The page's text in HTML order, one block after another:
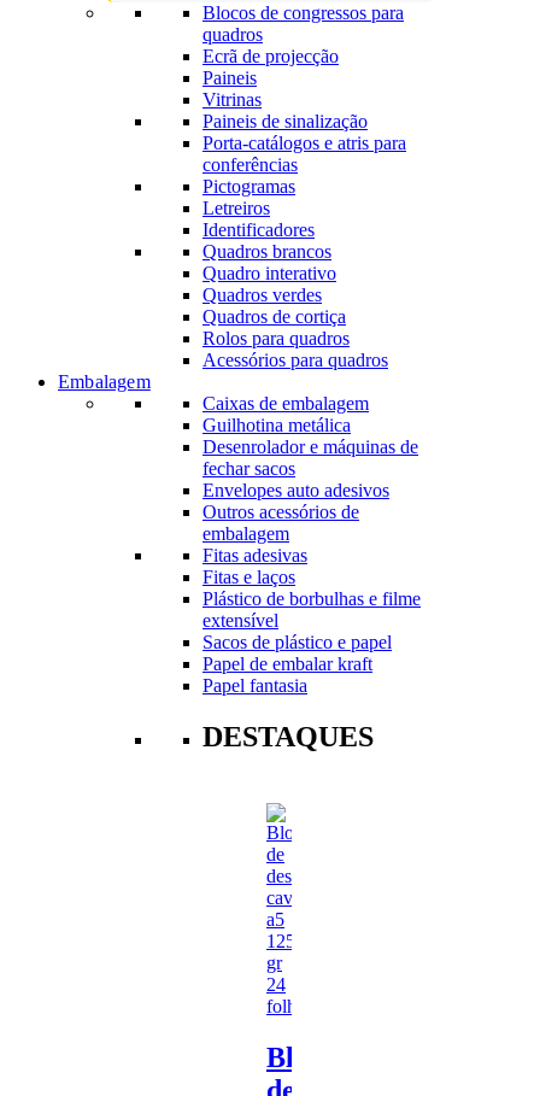
Blocos de congressos para
quadros
Ecrã de projecção
Paineis
Vitrinas
Paineis de sinalização
Porta-catálogos e atris para
conferências
Pictogramas
Letreiros
Identificadores
Quadros brancos
Quadro interativo
Quadros verdes
Quadros de cortiça
Rolos para quadros
Acessórios para quadros
Embalagem
Caixas de embalagem
Guilhotina metálica
Desenrolador e máquinas de
fechar sacos
Envelopes auto adesivos
Outros acessórios de
embalagem
Fitas adesivas
Fitas e laços
Plástico de borbulhas e filme
extensível
Sacos de plástico e papel
Papel de embalar kraft
Papel fantasia
DESTAQUES
Bloco
de